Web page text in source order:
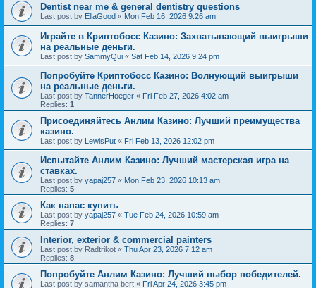
Dentist near me & general dentistry questions
Last post by EllaGood « Mon Feb 16, 2026 9:26 am
Играйте в Криптобосс Казино: Захватывающий выигрыши
на реальные деньги.
Last post by SammyQui « Sat Feb 14, 2026 9:24 pm
Попробуйте Криптобосс Казино: Волнующий выигрыши
на реальные деньги.
Last post by TannerHoeger « Fri Feb 27, 2026 4:02 am
Replies: 1
Присоединяйтесь Анлим Казино: Лучший преимущества
казино.
Last post by LewisPut « Fri Feb 13, 2026 12:02 pm
Испытайте Анлим Казино: Лучший мастерская игра на
ставках.
Last post by yapaj257 « Mon Feb 23, 2026 10:13 am
Replies: 5
Как напас купить
Last post by yapaj257 « Tue Feb 24, 2026 10:59 am
Replies: 7
Interior, exterior & commercial painters
Last post by Radtrikot « Thu Apr 23, 2026 7:12 am
Replies: 8
Попробуйте Анлим Казино: Лучший выбор победителей.
Last post by samantha bert « Fri Apr 24, 2026 3:45 pm